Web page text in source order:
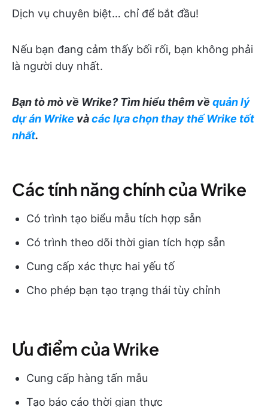
Dịch vụ chuyên biệt… chỉ để bắt đầu!
Nếu bạn đang cảm thấy bối rối, bạn không phải
là người duy nhất.
Bạn tò mò về Wrike? Tìm hiểu thêm về quản lý
dự án Wrike vàcác lựa chọn thay thế Wrike tốt
nhất.
Các tính năng chính của Wrike
Có trình tạo biểu mẫu tích hợp sẵn
Có trình theo dõi thời gian tích hợp sẵn
Cung cấp xác thực hai yếu tố
Cho phép bạn tạo trạng thái tùy chỉnh
Ưu điểm của Wrike
Cung cấp hàng tấn mẫu
Tạo báo cáo thời gian thực